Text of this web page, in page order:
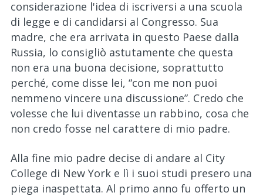
considerazione l'idea di iscriversi a una scuola
di legge e di candidarsi al Congresso. Sua
madre, che era arrivata in questo Paese dalla
Russia, lo consigliò astutamente che questa
non era una buona decisione, soprattutto
perché, come disse lei, “con me non puoi
nemmeno vincere una discussione”. Credo che
volesse che lui diventasse un rabbino, cosa che
non credo fosse nel carattere di mio padre.
Alla fine mio padre decise di andare al City
College di New York e lì i suoi studi presero una
piega inaspettata. Al primo anno fu offerto un